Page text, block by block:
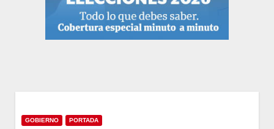
GOBIERNO PORTADA